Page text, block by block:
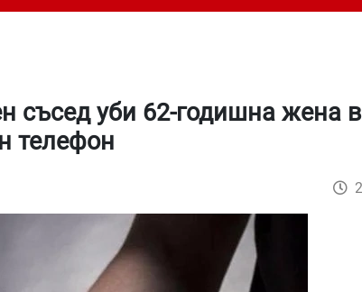
съсед уби 62-годишна жена
телефон